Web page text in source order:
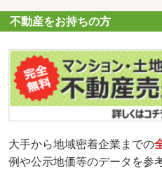
不動産をお持ちの方
大手から地域密着企業までの
例や公示地価等のデータを参